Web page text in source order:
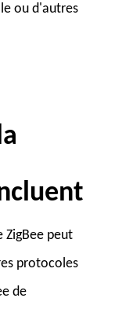
ou d'autres
ZigBee peut
protocoles
de